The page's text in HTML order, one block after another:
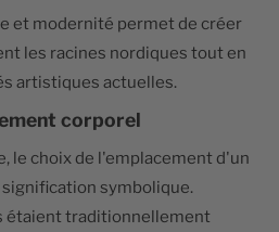
et modernité permet de créer
les racines nordiques tout en
artistiques actuelles.
corporel
le choix de l'emplacement d'un
symbolique.
étaient traditionnellement